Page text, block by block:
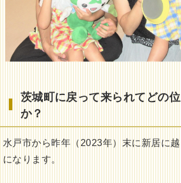
茨城町に戻って来られてどの
か？
水戸市から昨年（2023年）末に新居に
になります。